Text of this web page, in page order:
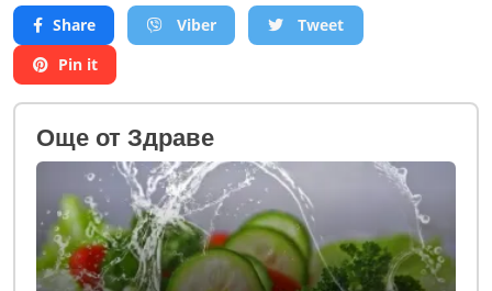
Share Viber
Tweet
Pin it
Oще от Здраве